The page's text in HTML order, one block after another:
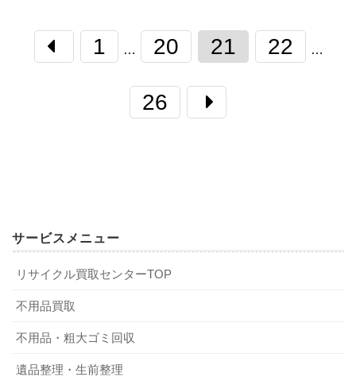
1 … 20 21 22 …
26
サービスメニュー
リサイクル買取センターTOP
不用品買取
不用品・粗大ゴミ回収
遺品整理・生前整理